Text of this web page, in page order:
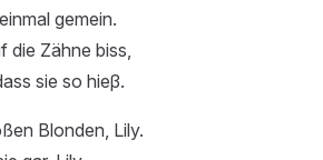
gemein.
die Zähne biss,
sie so hieβ.
Blonden, Lily.